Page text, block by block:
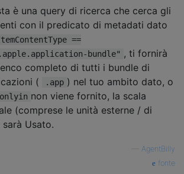
è una query di ricerca che cerca gli
con il predicato di metadati dato
==
bundle" , ti fornirà
completo di tutti i bundle di
(
.app ) nel tuo ambito dato, o
non viene fornito, la scala
(comprese le unità esterne / di
sarà Usato.
AgentBilly
fonte